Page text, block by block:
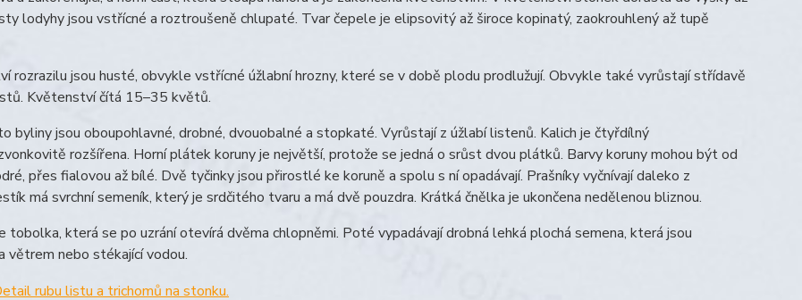
lodyhy jsou vstřícné a roztroušeně chlupaté. Tvar čepele je elipsovitý až široce kopinatý, zaokrouhlený až tupě
rozrazilu jsou husté, obvykle vstřícné úžlabní hrozny, které se v době plodu prodlužují. Obvykle také vyrůstají střídavě
Květenství čítá 15–35 květů.
byliny jsou oboupohlavné, drobné, dvouobalné a stopkaté. Vyrůstají z úžlabí listenů. Kalich je čtyřdílný
rozšířena. Horní plátek koruny je největší, protože se jedná o srůst dvou plátků. Barvy koruny mohou být od
přes fialovou až bílé. Dvě tyčinky jsou přirostlé ke koruně a spolu s ní opadávají. Prašníky vyčnívají daleko z
má svrchní semeník, který je srdčitého tvaru a má dvě pouzdra. Krátká čnělka je ukončena nedělenou bliznou.
tobolka, která se po uzrání otevírá dvěma chlopněmi. Poté vypadávají drobná lehká plochá semena, která jsou
větrem nebo stékající vodou.